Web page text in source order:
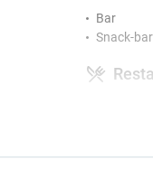
Bar
Snack-bar